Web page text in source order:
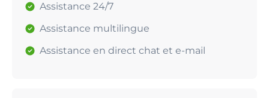
Assistance 24/7
Assistance multilingue
Assistance en direct chat et e-mail